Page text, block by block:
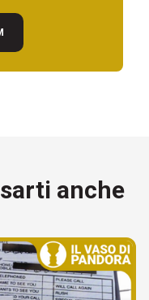
anche